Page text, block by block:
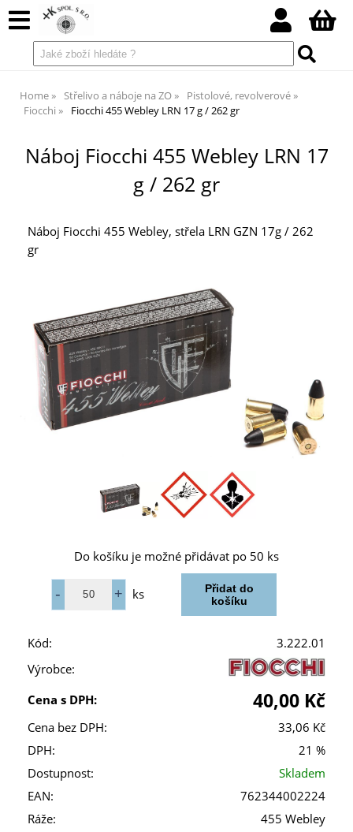
Home Střelivo a náboje na ZO
Pistolové, revolverové
Fiocchi
Fiocchi 455 Webley LRN 17 g / 262 gr
Náboj Fiocchi 455 Webley LRN 17
g / 262 gr
Náboj Fiocchi 455 Webley, střela LRN GZN 17g / 262
gr
Do košíku je možné přidávat po 50 ks
ks
Kód:
3.222.01
Výrobce:
Cena s DPH:
40,00 Kč
Cena bez DPH:
33,06 Kč
DPH:
21 %
Dostupnost:
Skladem
EAN:
762344002224
Ráže:
455 Webley